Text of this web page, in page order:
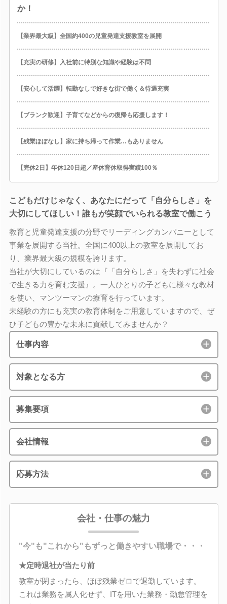
か！
【業界最大級】全国約400の児童発達支援教室を展開
【充実の研修】入社前に特別な知識や経験は不問
【安心して活躍】転勤なしで好きな街で働く＆待遇充実
【ブランク歓迎】子育てなどからの復帰も応援します！
【残業ほぼなし】家に持ち帰って作業…もありません
【完休2日】年休120日超／産休育休取得実績100％
こどもだけじゃなく、あなたにだって「自分らしさ」を
大切にしてほしい！誰もが笑顔でいられる教室で働こう
教育と児童発達支援の分野でリーディングカンパニーとして
事業を展開する当社。全国に400以上の教室を展開してお
り、業界最大級の規模を誇ります。
当社が大切にしているのは『「自分らしさ」を失わずに社会
で生きる力を育む支援』。一人ひとりの子どもに様々な教材
を使い、マンツーマンの療育を行っています。
未経験の方にも充実の教育体制をご用意していますので、ぜ
ひ子どもの豊かな未来に貢献してみませんか？
仕事内容
対象となる方
募集要項
会社情報
応募方法
会社・仕事の魅力
"今"も"これから"もずっと働きやすい職場で・・・
★定時退社が当たり前
教室が閉まったら、ほぼ残業ゼロで退勤しています。
これは業務を属人化せず、ITを用いた業務・勤怠管理を